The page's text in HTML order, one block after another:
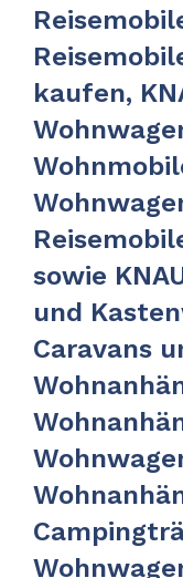
kaufen,
sowie
und
Caravans